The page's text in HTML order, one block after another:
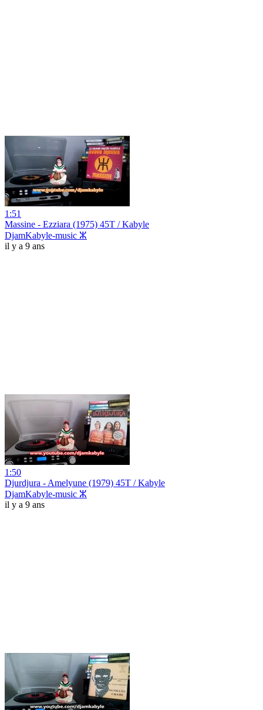
1:51
Massine - Ezziara (1975) 45T / Kabyle
DjamKabyle-music ⵣ
il y a 9 ans
1:50
Djurdjura - Amelyune (1979) 45T / Kabyle
DjamKabyle-music ⵣ
il y a 9 ans